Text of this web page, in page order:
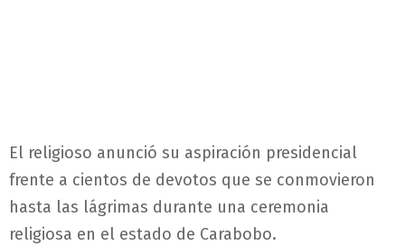
El religioso anunció su aspiración presidencial
frente a cientos de devotos que se conmovieron
hasta las lágrimas durante una ceremonia
religiosa en el estado de Carabobo.